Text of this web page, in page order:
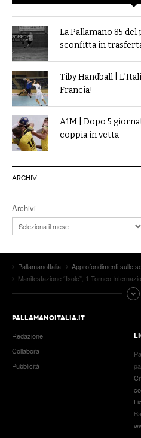
La Pallamano 85
sconfitta in
Tiby Handball |
Francia!
A1M | Dopo 5
coppia in vetta
ARCHIVI
Archivi
PallamanoItalia
Approfondimenti sulle
Manifestazione “Isole”, 1 Torneo
PALLAMANOITALIA.IT
Redazione
Collabora
Pubblicità